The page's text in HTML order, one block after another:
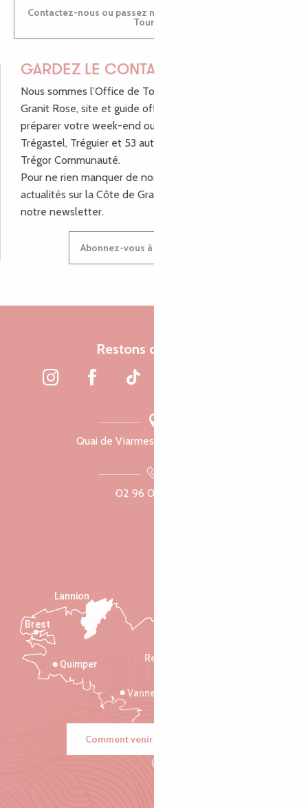
Contactez-nous ou passez nous voir dans nos Offices de
Tourisme
GARDEZ LE CONTACT !
Nous sommes l’Office de Tourisme Bretagne - Côte de
Granit Rose, site et guide officiel pour vous aider à
préparer votre week-end ou vos vacances à Lannion,
Trégastel, Tréguier et 53 autres communes de Lannion-
Trégor Communauté.
Pour ne rien manquer de nos bons plans et nos
actualités sur la Côte de Granit Rose, inscrivez-vous à
notre newsletter.
Abonnez-vous à notre newsletter
Restons connectés
Quai de Viarmes, 22300 Lannion
02 96 05 60 70
Rennes
Vannes
Quimper
Lannion
Brest
Comment venir ?